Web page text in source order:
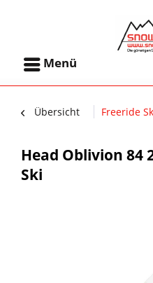
Menü
Übersicht Freeride
Head Oblivion 84
Ski